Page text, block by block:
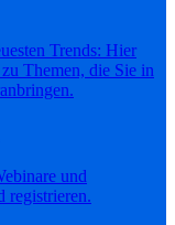
Trends: Hier
Themen, die Sie in
und
registrieren.